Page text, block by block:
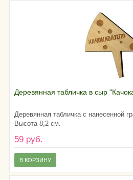
Деревянная табличка в сыр
Деревянная табличка с нанесенной
Высота 8,2 см.
59 руб.
В КОРЗИНУ